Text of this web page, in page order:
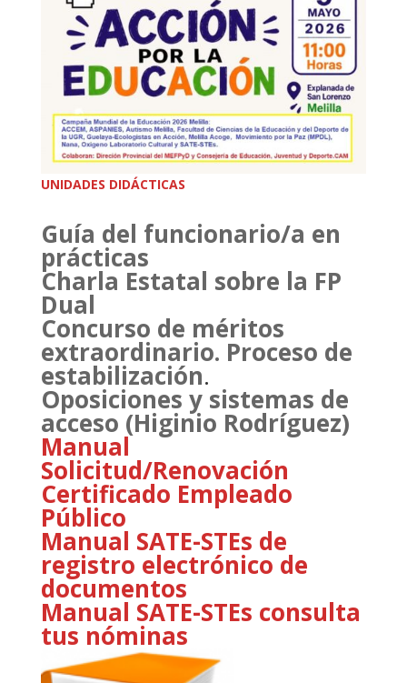
UNIDADES DIDÁCTICAS
Guía del funcionario/a en
prácticas
Charla Estatal sobre la FP
Dual
Concurso de méritos
extraordinario. Proceso de
estabilización.
Oposiciones y sistemas de
acceso (Higinio Rodríguez)
Manual
Solicitud/Renovación
Certificado Empleado
Público
Manual SATE-STEs de
registro electrónico de
documentos
Manual SATE-STEs consulta
tus nóminas